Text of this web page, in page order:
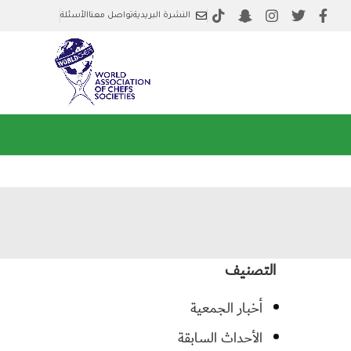
النشرة البريديةتواصل معناالأسئلة
التصنيف
أخبار الجمعية
الأحداث السابقة